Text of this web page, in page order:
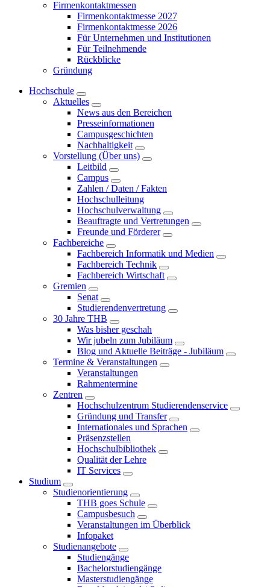
Firmenkontaktmessen
Firmenkontaktmesse 2027
Firmenkontaktmesse 2026
Für Unternehmen und Institutionen
Für Teilnehmende
Rückblicke
Gründung
Hochschule
Aktuelles
News aus den Bereichen
Presseinformationen
Campusgeschichten
Nachhaltigkeit
Vorstellung (Über uns)
Leitbild
Campus
Zahlen / Daten / Fakten
Hochschulleitung
Hochschulverwaltung
Beauftragte und Vertretungen
Freunde und Förderer
Fachbereiche
Fachbereich Informatik und Medien
Fachbereich Technik
Fachbereich Wirtschaft
Gremien
Senat
Studierendenvertretung
30 Jahre THB
Was bisher geschah
Wir jubeln zum Jubiläum
Blog und Aktuelle Beiträge - Jubiläum
Termine & Veranstaltungen
Veranstaltungen
Rahmentermine
Zentren
Hochschulzentrum Studierendenservice
Gründung und Transfer
Internationales und Sprachen
Präsenzstellen
Hochschulbibliothek
Qualität der Lehre
IT Services
Studium
Studienorientierung
THB goes Schule
Campusbesuch
Veranstaltungen im Überblick
Infopaket
Studienangebote
Studiengänge
Bachelorstudiengänge
Masterstudiengänge